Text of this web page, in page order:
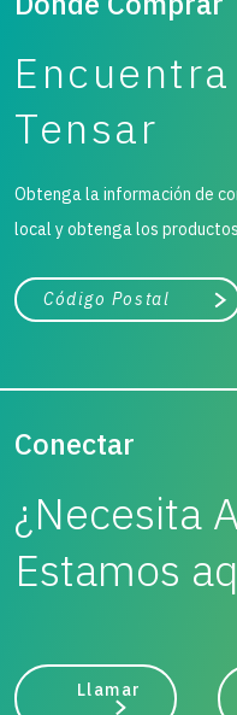
Tensar
Obtenga la información de
local y obtenga los
Ciudad, estado o código postal
Conectar
¿Necesita
Estamos
Llamar